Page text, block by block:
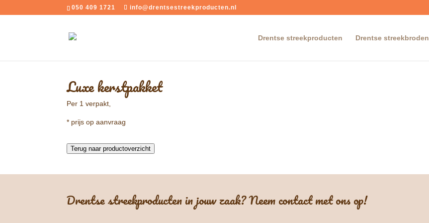
050 409 1721 info@drentsestreekproducten.nl
Drentse streekproducten Drentse streekbroden
Luxe kerstpakket
Per 1 verpakt,
* prijs op aanvraag
Terug naar productoverzicht
Drentse streekproducten in jouw zaak? Neem contact met ons op!